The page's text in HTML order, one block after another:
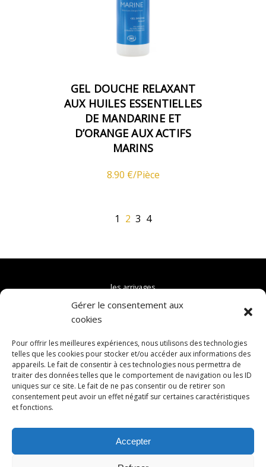
Gérer le consentement aux
cookies
Pour offrir les meilleures expériences, nous utilisons des technologies
telles que les cookies pour stocker et/ou accéder aux informations des
appareils. Le fait de consentir à ces technologies nous permettra de
traiter des données telles que le comportement de navigation ou les ID
uniques sur ce site. Le fait de ne pas consentir ou de retirer son
consentement peut avoir un effet négatif sur certaines caractéristiques
et fonctions.
Accepter
GEL DOUCHE RELAXANT
AUX HUILES ESSENTIELLES
DE MANDARINE ET
D’ORANGE AUX ACTIFS
MARINS
8.90 €/Pièce
1 2 3 4
les arrivages
le concept
les producteurs
la boutique
nous contacter